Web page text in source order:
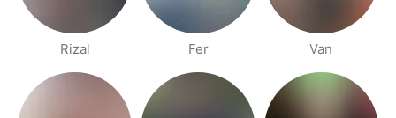
Van
Fer
Rizal